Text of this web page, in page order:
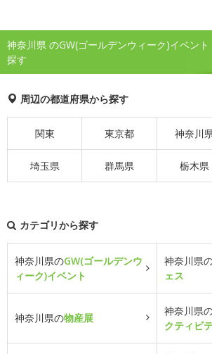
神奈川県 のGW(ゴールデンウィーク)イベン
探す
周辺の都道府県から探す
関東 東京都 神奈川
埼玉県 群馬県 栃木県
カテゴリから探す
神奈川県のGW(ゴールデンウ
ィーク)イベント
神奈川県
ェス
神奈川県の物産展
神奈川県
クティビ